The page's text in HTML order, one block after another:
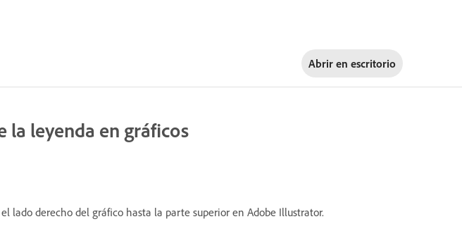
Abrir en escritorio
la leyenda en gráficos
lado derecho del gráfico hasta la parte superior en Adobe Illustrator.